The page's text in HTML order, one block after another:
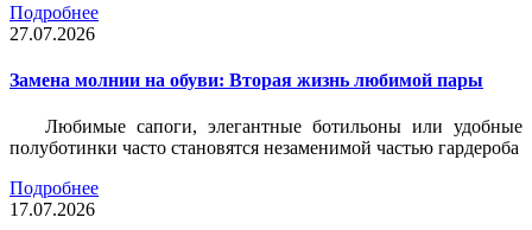
Подробнее
27.07.2026
Замена молнии на обуви: Вторая жизнь любимой пары
Любимые сапоги, элегантные ботильоны или удобные
полуботинки часто становятся незаменимой частью гардероба
Подробнее
17.07.2026